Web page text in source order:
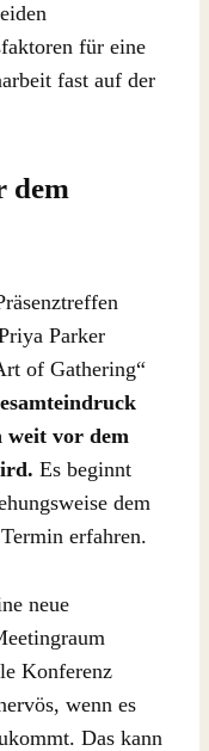
für eine
fast auf der
dem
Parker
of Gathering“
weit vor dem
Es beginnt
dem
erfahren.
neue
Konferenz
wenn es
Das kann